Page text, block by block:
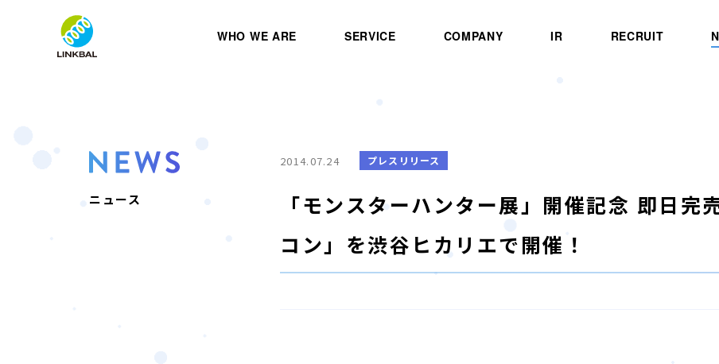
WHO WE ARE SERVICE COMPANY IR RECRUIT
ニュース
2014.07.24 プレスリリース
「モンスターハンター展」開催記念 即日完
コン」を渋谷ヒカリエで開催！